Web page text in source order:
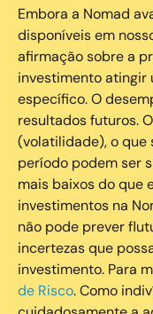
Embora a Nomad
disponíveis em
afirmação sobre a
investimento atingir
específico. O
resultados futuros.
(volatilidade), o que
período podem ser
mais baixos do que
investimentos na
não pode prever
incertezas que
investimento. Para
de Risco. Como